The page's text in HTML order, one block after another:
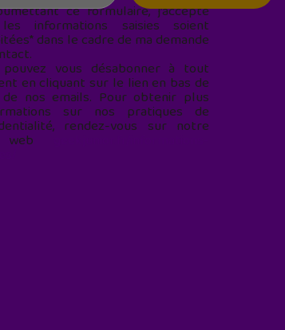
ce formulaire, j’accepte
informations saisies soient
dans le cadre de ma demande
pouvez vous désabonner à tout
en cliquant sur le lien en bas de
de nos emails. Pour obtenir plus
sur nos pratiques de
rendez-vous sur notre
web